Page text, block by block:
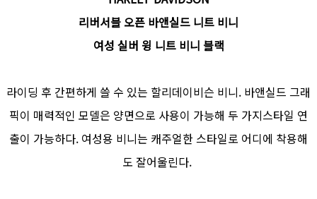
리버서블 오픈 바앤실드 니트 비니
여성 실버 윙 니트 비니 블랙
라이딩 후 간편하게 쓸 수 있는 할리데이비슨 비니. 바앤실드 그래
픽이 매력적인 모델은 양면으로 사용이 가능해 두 가지스타일 연
출이 가능하다. 여성용 비니는 캐주얼한 스타일로 어디에 착용해
도 잘어울린다.